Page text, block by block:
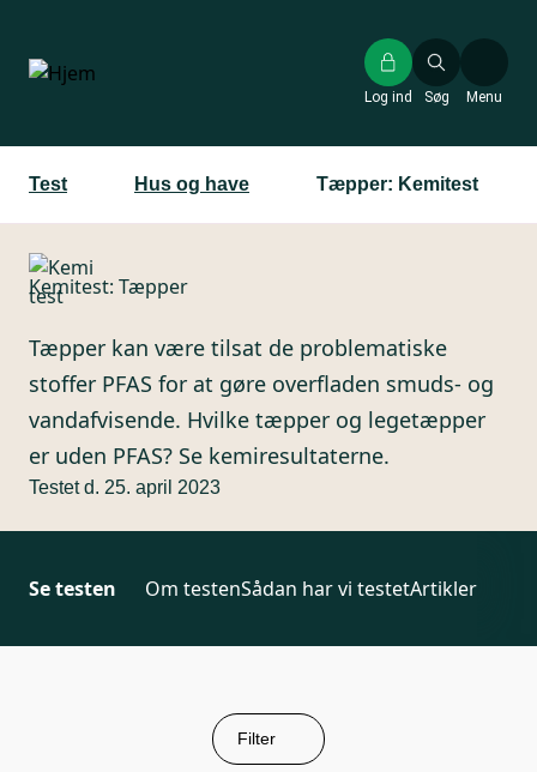
hovedindhold
Søg
Log ind Menu
Test Hus og have Tæpper: Kemitest
Kemitest: Tæpper
Tæpper kan være tilsat de problematiske
stoffer PFAS for at gøre overfladen smuds- og
vandafvisende. Hvilke tæpper og legetæpper
er uden PFAS? Se kemiresultaterne.
Testet d. 25. april 2023
Se testen Om testenSådan har vi testetArtikler
Filter